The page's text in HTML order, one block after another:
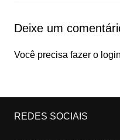
Deixe um
Você precisa fazer o login
REDES SOCIAIS